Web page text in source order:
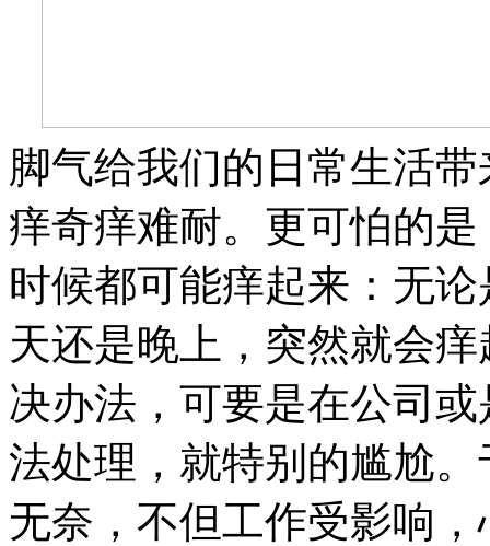
脚气给我们的日常生活
痒奇痒难耐。更可怕的
时候都可能痒起来：无
天还是晚上，突然就会
决办法，可要是在公司
法处理，就特别的尴尬
无奈，不但工作受影响